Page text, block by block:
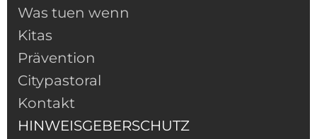
Was tuen wenn
Kitas
Prävention
Citypastoral
Kontakt
HINWEISGEBERSCHUTZ